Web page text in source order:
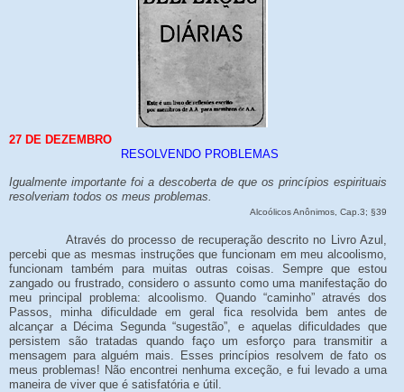
27 DE DEZEMBRO
RESOLVENDO PROBLEMAS
Igualmente importante foi a descoberta de que os princípios espirituais
resolveriam todos os meus problemas.
Alcoólicos Anônimos, Cap.3; §39
Através do processo de recuperação descrito no Livro Azul,
percebi que as mesmas instruções que funcionam em meu alcoolismo,
funcionam também para muitas outras coisas. Sempre que estou
zangado ou frustrado, considero o assunto como uma manifestação do
meu principal problema: alcoolismo. Quando “caminho” através dos
Passos, minha dificuldade em geral fica resolvida bem antes de
alcançar a Décima Segunda “sugestão”, e aquelas dificuldades que
persistem são tratadas quando faço um esforço para transmitir a
mensagem para alguém mais. Esses princípios resolvem de fato os
meus problemas! Não encontrei nenhuma exceção, e fui levado a uma
maneira de viver que é satisfatória e útil.